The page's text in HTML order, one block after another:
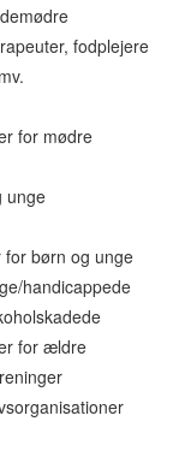
fodplejere
for mødre
unge
børn og unge
handicappede
for ældre